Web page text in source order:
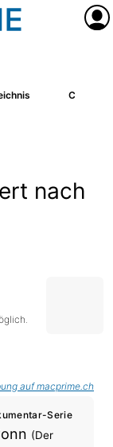
Cast/
nach
auf macprime.ch
Serie
(Der